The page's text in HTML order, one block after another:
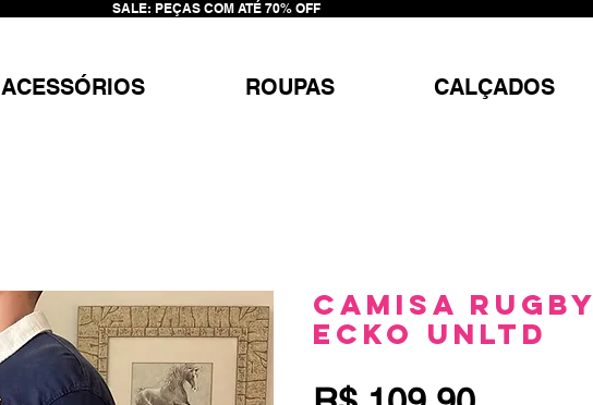
SALE: PEÇAS COM ATÉ 70% OFF
ACESSÓRIOS ROUPAS CALÇADOS
Camisa Rugby
Ecko Unltd